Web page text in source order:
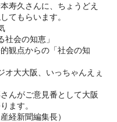
寿久さんに、ちょうどえ
てもらいます。
会の知恵」
観点からの「社会の知
大大阪、いっちゃんえぇ
んがご意見番として大阪
ます。
経新聞編集長）